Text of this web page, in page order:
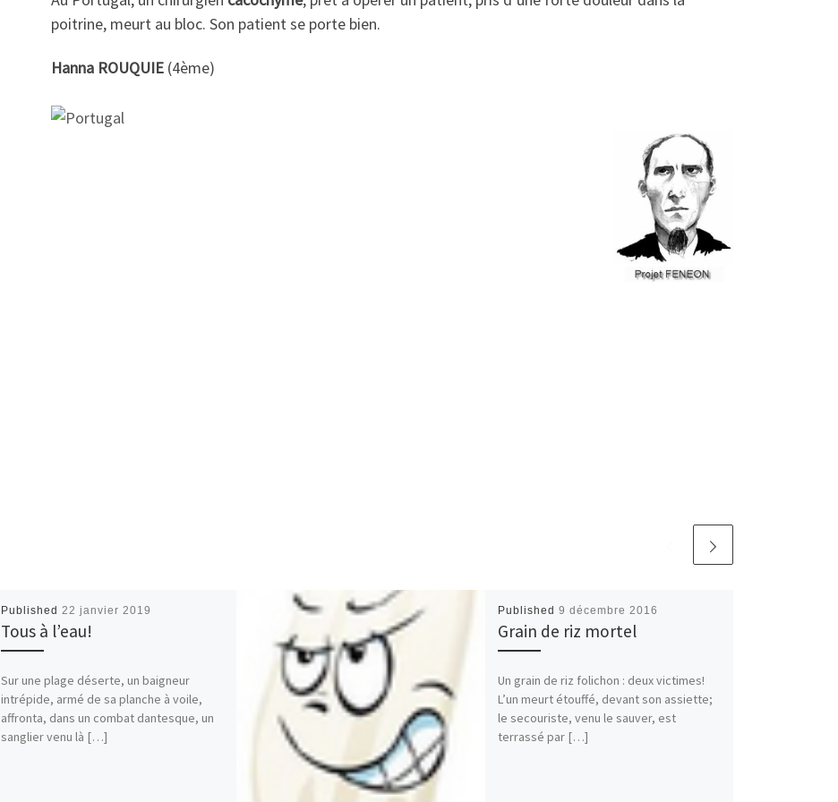
poitrine, meurt au bloc. Son patient se porte bien.
Hanna ROUQUIE(4ème)
Published 22 janvier 2019
Tous à l’eau!
Sur une plage déserte, un baigneur
intrépide, armé de sa planche à voile,
affronta, dans un combat dantesque, un
sanglier venu là […]
Published 9 décembre 2016
Grain de riz mortel
Un grain de riz folichon : deux victimes!
L’un meurt étouffé, devant son assiette;
le secouriste, venu le sauver, est
terrassé par […]